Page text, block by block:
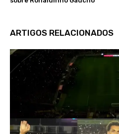
ARTIGOS RELACIONADOS